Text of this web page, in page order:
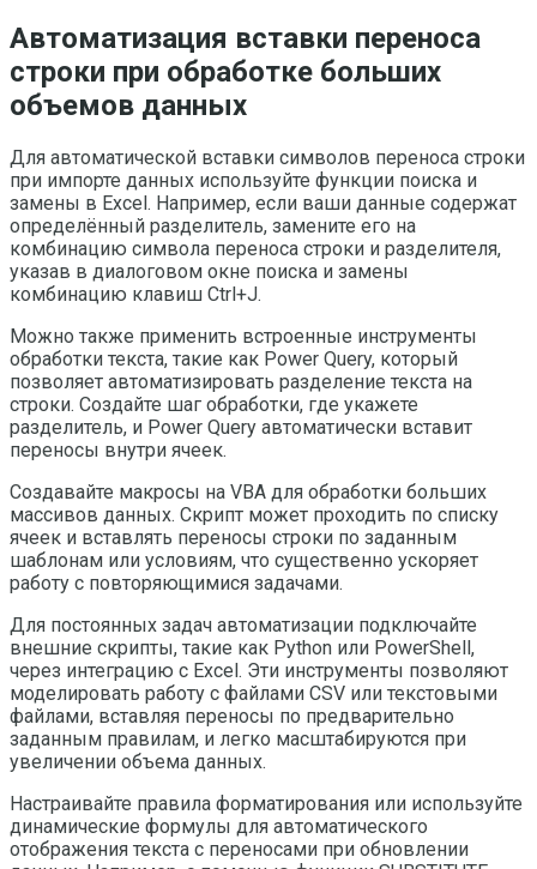
Автоматизация вставки переноса
строки при обработке больших
объемов данных
Для автоматической вставки символов переноса строки
при импорте данных используйте функции поиска и
замены в Excel. Например, если ваши данные содержат
определённый разделитель, замените его на
комбинацию символа переноса строки и разделителя,
указав в диалоговом окне поиска и замены
комбинацию клавиш Ctrl+J.
Можно также применить встроенные инструменты
обработки текста, такие как Power Query, который
позволяет автоматизировать разделение текста на
строки. Создайте шаг обработки, где укажете
разделитель, и Power Query автоматически вставит
переносы внутри ячеек.
Создавайте макросы на VBA для обработки больших
массивов данных. Скрипт может проходить по списку
ячеек и вставлять переносы строки по заданным
шаблонам или условиям, что существенно ускоряет
работу с повторяющимися задачами.
Для постоянных задач автоматизации подключайте
внешние скрипты, такие как Python или PowerShell,
через интеграцию с Excel. Эти инструменты позволяют
моделировать работу с файлами CSV или текстовыми
файлами, вставляя переносы по предварительно
заданным правилам, и легко масштабируются при
увеличении объема данных.
Настраивайте правила форматирования или используйте
динамические формулы для автоматического
отображения текста с переносами при обновлении